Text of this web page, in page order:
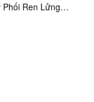
Phối Ren Lửng